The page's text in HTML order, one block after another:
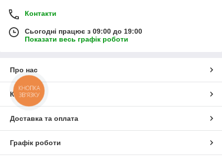
Контакти
Сьогодні працює з 09:00 до 19:00
Показати весь графік роботи
Про нас
Контакти
Доставка та оплата
Графік роботи
КНОПКА
ЗВ'ЯЗКУ